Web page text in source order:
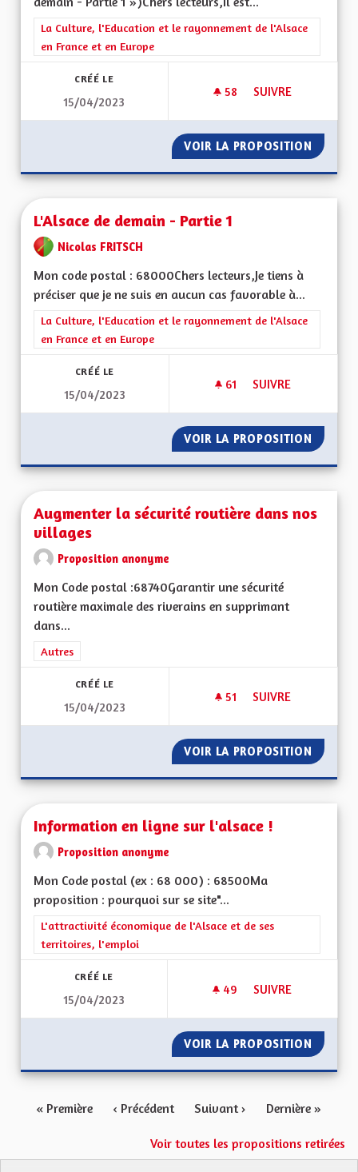
Filtrer les résultats de la catégorie : La Culture, l'Education et
La Culture, l'Education et le rayonnement de l'Alsace
en France et en Europe
CRÉÉ LE
15/04/2023
58 58 ABONNÉS
SUIVRE
VOIR LA PROPOSITION
L'Alsace de demain - Partie 1
Nicolas FRITSCH
Mon code postal : 68000Chers lecteurs,Je tiens à
préciser que je ne suis en aucun cas favorable à...
Filtrer les résultats de la catégorie : La Culture, l'Education et
La Culture, l'Education et le rayonnement de l'Alsace
en France et en Europe
CRÉÉ LE
15/04/2023
61 61 ABONNÉS
SUIVRE
VOIR LA PROPOSITION
Augmenter la sécurité routière dans nos
villages
Proposition anonyme
Mon Code postal :68740Garantir une sécurité
routière maximale des riverains en supprimant
dans...
Filtrer les résultats de la catégorie : Autres
Autres
CRÉÉ LE
15/04/2023
51 51 ABONNÉS
SUIVRE
VOIR LA PROPOSITION
Information en ligne sur l'alsace !
Proposition anonyme
Mon Code postal (ex : 68 000) : 68500Ma
proposition : pourquoi sur se site"...
Filtrer les résultats de la catégorie : L'attractivité
L'attractivité économique de l'Alsace et de ses
territoires, l'emploi
CRÉÉ LE
15/04/2023
49 49 ABONNÉS
SUIVRE
VOIR LA PROPOSITION
« Première ‹ Précédent Suivant › Dernière »
Voir toutes les propositions retirées